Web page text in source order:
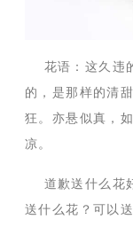
花语：这久违
的，是那样的清
狂。亦悬似真，
凉。
道歉送什么花
送什么花？可以